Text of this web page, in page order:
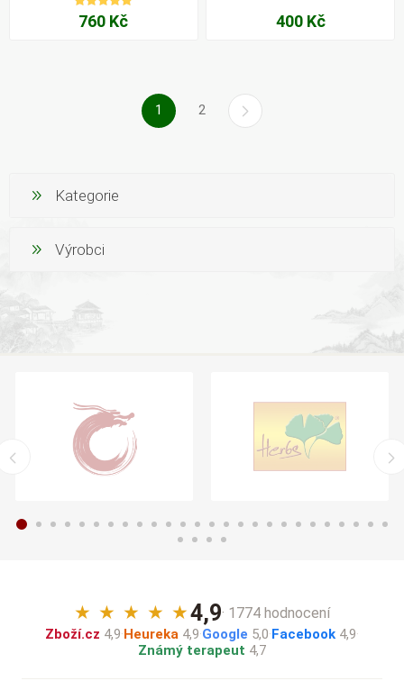
760 Kč 400 Kč
1 2
Kategorie
Výrobci
★ ★ ★ ★ ★4,9· 1774 hodnocení
Zboží.cz 4,9·Heureka 4,9·Google 5,0·Facebook 4,9·
Známý terapeut 4,7